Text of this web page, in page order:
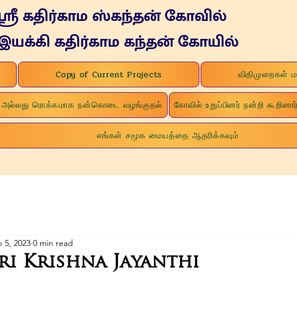
கதிர்காம ஸ்கந்தன் கோவில்
கதிர்காம கந்தன் கோயில்
Copy of Current Projects விதிமுறைகள்
அல்லது ரொக்கமாக நன்கொடை வழங்குதல் கோவில் உறுப்பினர் நன்றி கூறினார்
எங்கள் சமூக மையத்தை ஆதரிக்கவும்
Krishna Jayanthi
5, 2023 0 min read